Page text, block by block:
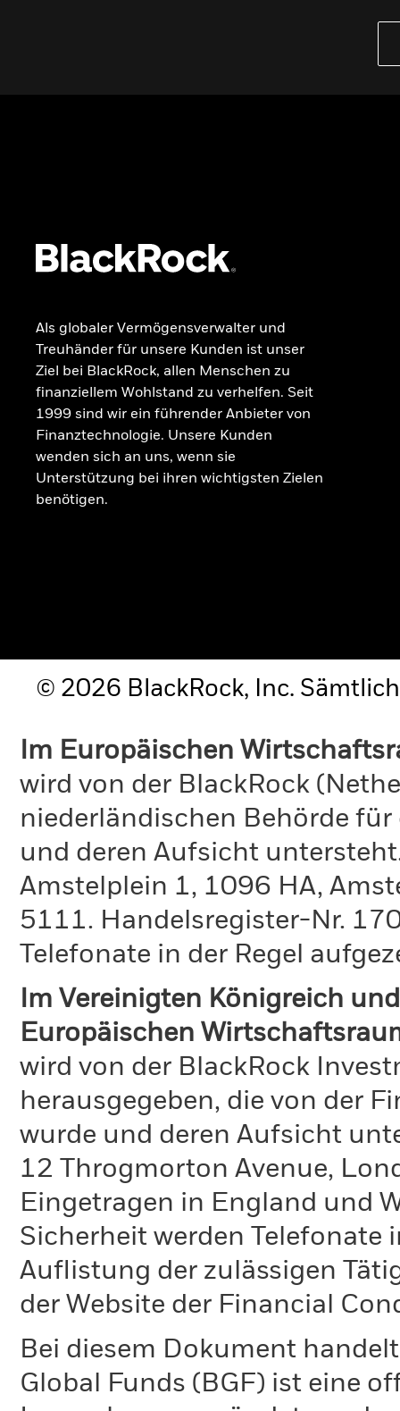
Als globaler Vermögensverwalter und
Treuhänder für unsere Kunden ist unser
Ziel bei BlackRock, allen Menschen zu
finanziellem Wohlstand zu verhelfen. Seit
1999 sind wir ein führender Anbieter von
Finanztechnologie. Unsere Kunden
wenden sich an uns, wenn sie
Unterstützung bei ihren wichtigsten Zielen
benötigen.
© 2026 BlackRock, Inc.
Im Europäischen
wird von der BlackRock
niederländischen Behörde
und deren Aufsicht
Amstelplein 1, 1096 HA,
5111. Handelsregister-Nr.
Telefonate in der Regel
Im Vereinigten Königreich
Europäischen
wird von der BlackRock
herausgegeben, die von der
wurde und deren Aufsicht
12 Throgmorton Avenue,
Eingetragen in England und
Sicherheit werden Telefonate
Auflistung der zulässigen
der Website der Financial
Bei diesem Dokument
Global Funds (BGF) ist eine